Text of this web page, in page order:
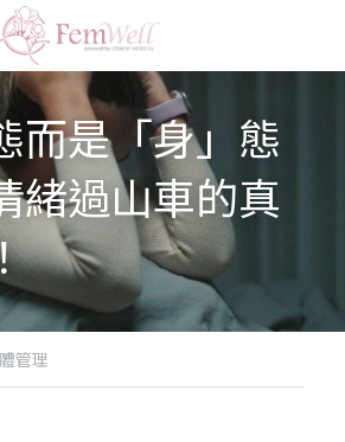
而是「身」態
緒過山車的真
管理